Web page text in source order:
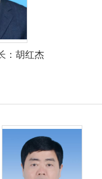
：胡红杰